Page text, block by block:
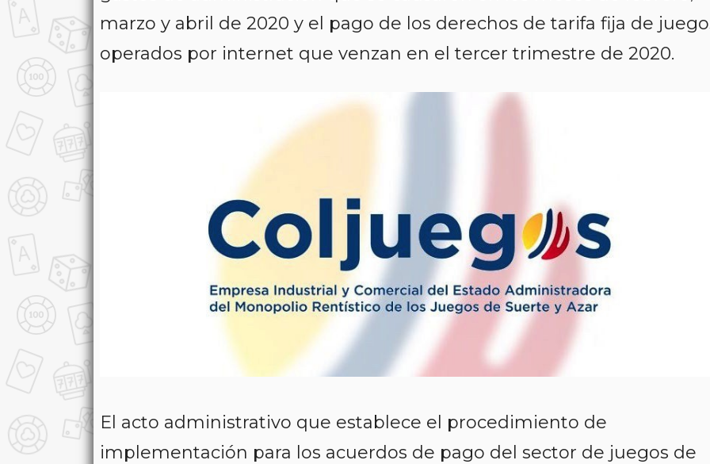
marzo y abril de 2020 y el pago de los derechos de tarifa fija de
operados por internet que venzan en el tercer trimestre de 2020.
El acto administrativo que establece el procedimiento de
implementación para los acuerdos de pago del sector de juegos de